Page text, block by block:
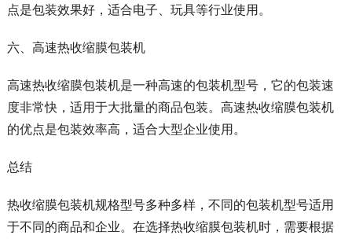
点是包装效果好，适合电子、玩具等行业使用。
六、高速热收缩膜包装机
高速热收缩膜包装机是一种高速的包装机型号，它的包装速
度非常快，适用于大批量的商品包装。高速热收缩膜包装机
的优点是包装效率高，适合大型企业使用。
总结
热收缩膜包装机规格型号多种多样，不同的包装机型号适用
于不同的商品和企业。在选择热收缩膜包装机时，需要根据